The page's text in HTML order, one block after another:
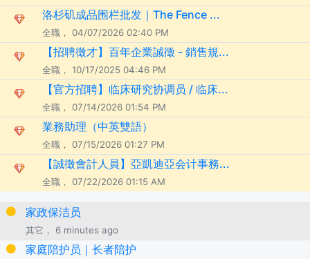
洛杉矶成品围栏批发｜The Fence ...
全職， 04/07/2026 02:40 PM
【招聘徵才】百年企業誠徵 - 銷售規...
全職， 10/17/2025 04:46 PM
【官方招聘】临床研究协调员 / 临床...
全職， 07/14/2026 01:54 PM
業務助理（中英雙語）
全職， 07/15/2026 01:27 PM
【誠徵會計人員】亞凱迪亞会计事務...
全職， 07/22/2026 01:15 AM
家政保洁员
其它， 6 minutes ago
家庭陪护员｜长者陪护